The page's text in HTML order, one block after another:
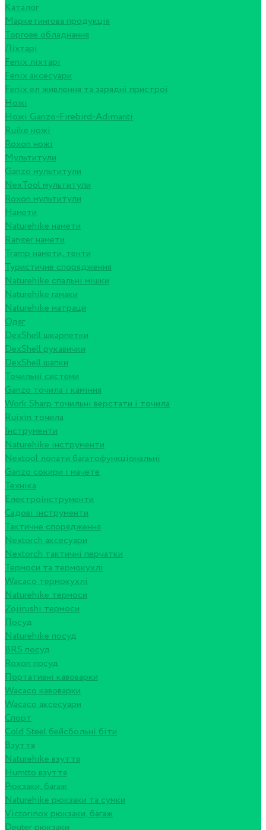
Каталог
Маркетингова продукція
Торгове обладнання
Ліхтарі
Fenix ліхтарі
Fenix аксесуари
Fenix ел живлення та зарядні пристрої
Ножі
Ножі Ganzo-Firebird-Adimanti
Ruike ножі
Roxon ножi
Мультитули
Ganzo мультитули
NexTool мультитули
Roxon мультитули
Намети
Naturehike намети
Ranger намети
Tramp намети, тенти
Туристичне спорядження
Naturehike спальні мішки
Naturehike гамаки
Naturehike матраци
Одяг
DexShell шкарпетки
DexShell рукавички
DexShell шапки
Точильні системи
Ganzo точила і каміння
Work Sharp точильні верстати і точила
Ruixin точила
Інструменти
Naturehike інструменти
Nextool лопати багатофункціональні
Ganzo сокири і мачете
Техніка
Електроінструменти
Садові інструменти
Тактичне спорядження
Nextorch аксесуари
Nextorch тактичні перчатки
Термоси та термокухлі
Wacaco термокухлі
Naturehike термоси
Zojirushi термоси
Посуд
Naturehike посуд
BRS посуд
Roxon посуд
Портативні кавоварки
Wacaco кавоварки
Wacaco аксесуари
Спорт
Cold Steel бейсбольні біти
Взуття
Naturehike взуття
Humtto взуття
Рюкзаки, багаж
Naturehike рюкзаки та сумки
Victorinox рюкзаки, багаж